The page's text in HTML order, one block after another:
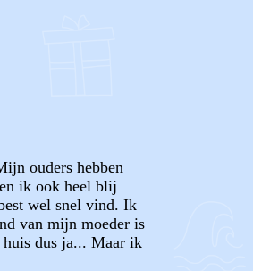
ouders hebben
ik ook heel blij
wel snel vind. Ik
van mijn moeder is
dus ja... Maar ik